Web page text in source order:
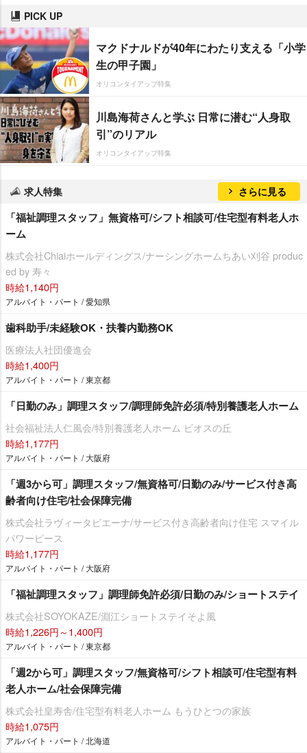
PICK UP
マクドナルドが40年にわたり支える「小学
生の甲子園」
オリコンタイアップ特集
川島海荷さんと学ぶ 日常に潜む“人身取
引”のリアル
オリコンタイアップ特集
求人特集 さらに見る
「福祉調理スタッフ」無資格可/シフト相談可/住宅型有料老人ホ
ーム
株式会社Chiaiホールディングス/ナーシングホームちあい刈谷 produc
ed by 寿々
時給1,140円
アルバイト・パート / 愛知県
歯科助手/未経験OK・扶養内勤務OK
医療法人社団優進会
時給1,400円
アルバイト・パート / 東京都
「日勤のみ」調理スタッフ/調理師免許必須/特別養護老人ホーム
社会福祉法人仁風会/特別養護老人ホーム ビオスの丘
時給1,177円
アルバイト・パート / 大阪府
「週3から可」調理スタッフ/無資格可/日勤のみ/サービス付き高
齢者向け住宅/社会保障完備
株式会社ラヴィータピエーナ/サービス付き高齢者向け住宅 スマイル
パワーピース
時給1,177円
アルバイト・パート / 大阪府
「福祉調理スタッフ」調理師免許必須/日勤のみ/ショートステイ
株式会社SOYOKAZE/淵江ショートステイそよ風
時給1,226円～1,400円
アルバイト・パート / 東京都
「週2から可」調理スタッフ/無資格可/シフト相談可/住宅型有料
老人ホーム/社会保障完備
株式会社皇寿舎/住宅型有料老人ホーム もうひとつの家族
時給1,075円
アルバイト・パート / 北海道